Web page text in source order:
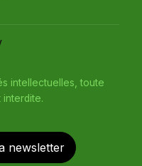
intellectuelles, toute
newsletter